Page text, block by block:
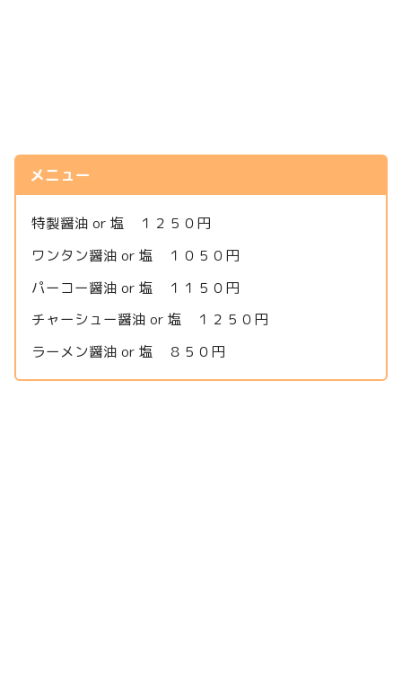
メニュー
特製醤油 or 塩 １２５０円
ワンタン醤油 or 塩 １０５０円
パーコー醤油 or 塩 １１５０円
チャーシュー醤油 or 塩 １２５０円
ラーメン醤油 or 塩 ８５０円